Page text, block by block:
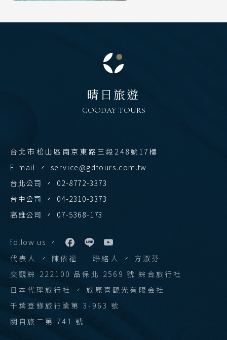
晴日旅遊
GOODAY TOURS
台北市松山區南京東路三段248號17樓
E-mail
service@gdtours.com.tw
台北公司
02-8772-3373
台中公司
04-2310-3373
高雄公司
07-5368-173
follow us
代表人
陳依福 聯絡人
方淑芬
交觀綜 222100 品保北 2569 號 綜合旅行社
日本代理旅行社
旅原喜観光有限会社
千葉登錄旅行業第 3-963 號
關自旅二第 741 號